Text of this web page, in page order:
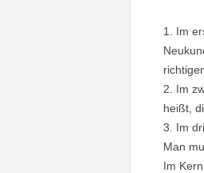
Im
Im
heißt,
Im
Man
Im